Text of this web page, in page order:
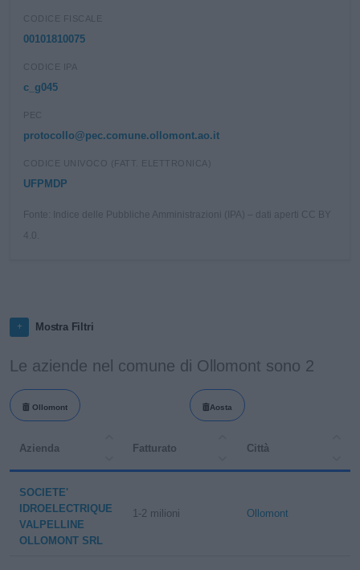
CODICE FISCALE
00101810075
CODICE IPA
c_g045
PEC
protocollo@pec.comune.ollomont.ao.it
CODICE UNIVOCO (FATT. ELETTRONICA)
UFPMDP
Fonte: Indice delle Pubbliche Amministrazioni (IPA) – dati aperti CC BY
Mostra Filtri
Le aziende nel comune di Ollomont sono 2
Ollomont Aosta
Azienda Fatturato Città
SOCIETE'
IDROELECTRIQUE
VALPELLINE
OLLOMONT SRL
1-2 milioni Ollomont